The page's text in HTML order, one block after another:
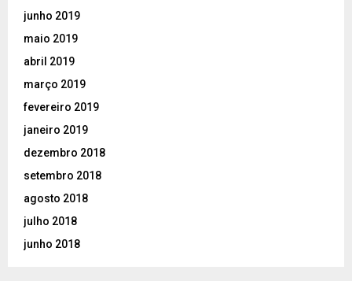
junho 2019
maio 2019
abril 2019
março 2019
fevereiro 2019
janeiro 2019
dezembro 2018
setembro 2018
agosto 2018
julho 2018
junho 2018